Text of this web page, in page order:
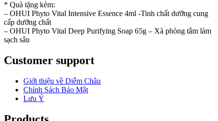
* Quà tặng kèm:
– OHUI Phyto Vital Intensive Essence 4ml -Tinh chất dưỡng cung
cấp dưỡng chất
– OHUI Phyto Vital Deep Purifying Soap 65g – Xà phòng tắm làm
sạch sâu
Customer support
Giới thiệu về Diễm Châu
Chính Sách Bảo Mật
Lưu Ý